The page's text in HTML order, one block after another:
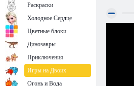
Раскраски
Холодное Сердце
Цветные блоки
Динозавры
Приключения
Игры на Двоих
Огонь и Вода